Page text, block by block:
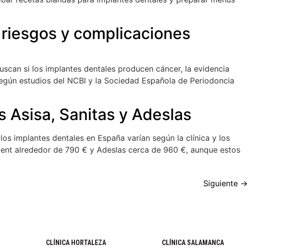
y complicaciones
si los implantes dentales producen cáncer, la evidencia
estudios del NCBI y la Sociedad Española de Periodoncia
Sanitas y Adeslas
implantes dentales en España varían según la clínica y los
alrededor de 790 € y Adeslas cerca de 960 €, aunque estos
Siguiente →
CLÍNICA HORTALEZA CLÍNICA SALAMANCA